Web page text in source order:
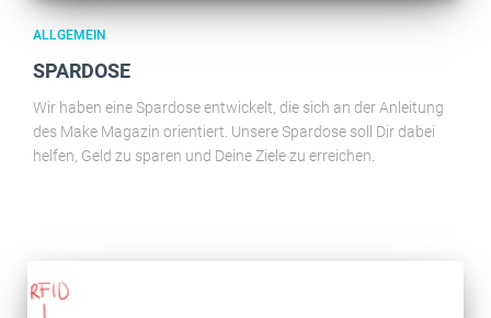
ALLGEMEIN
SPARDOSE
Wir haben eine Spardose entwickelt, die sich an der Anleitung
des Make Magazin orientiert. Unsere Spardose soll Dir dabei
helfen, Geld zu sparen und Deine Ziele zu erreichen.